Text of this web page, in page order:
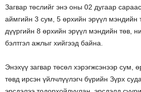
Загвар төслийг энэ оны 02 дугаар
аймгийн 3 сум, 5 өрхийн эрүүл мэндийн
дүүргийн 8 өрхийн эрүүл мэндийн төв,
бэлтгэл ажлыг хийгээд байна.
Энэхүү загвар төсөл хэрэгжсэнээр сум,
төвд ирсэн үйлчлүүлэгч бүрийн Зүрх